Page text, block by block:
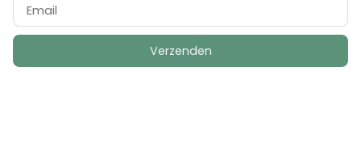
Verzenden